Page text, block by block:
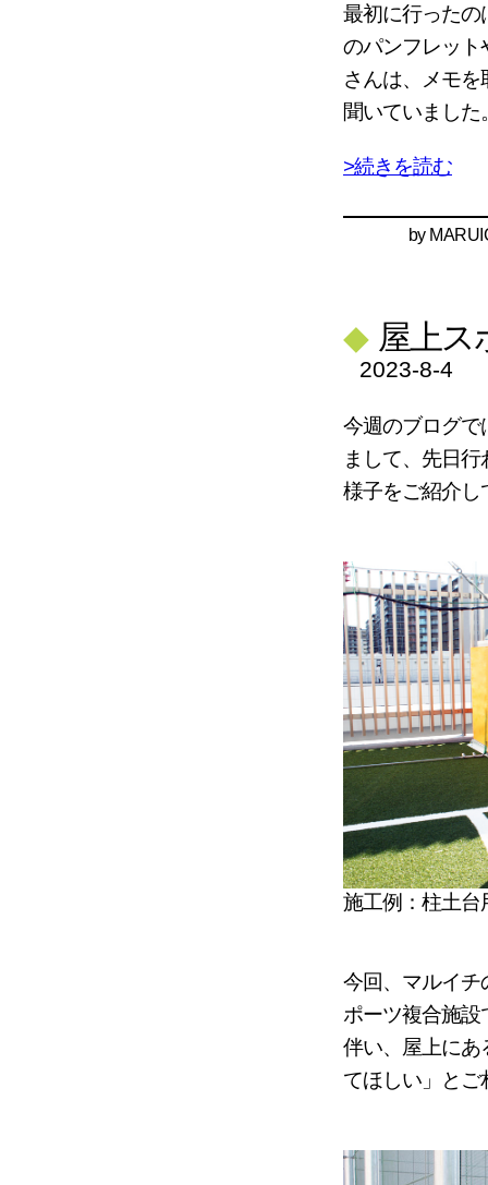
最初に行ったの
のパンフレット
さんは、メモ
聞いていました
>続きを読む
by
◆ 屋上
2023-8-4
今週のブログで
まして、先日
様子をご紹介し
施工例：柱土台
今回、マルイチ
ポーツ複合施
伴い、屋上にあ
てほしい」と